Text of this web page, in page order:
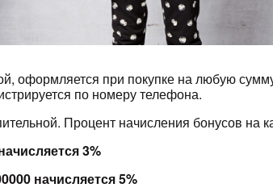
оформляется при покупке на любую
по номеру телефона.
Процент начисления бонусов на
3%
начисляется 5%
Оплачивайте
25 % картой любого
Получайте товар